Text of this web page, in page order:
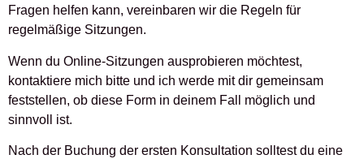
Fragen helfen kann, vereinbaren wir die Regeln für
regelmäßige Sitzungen.
Wenn du Online-Sitzungen ausprobieren möchtest,
kontaktiere mich bitte und ich werde mit dir gemeinsam
feststellen, ob diese Form in deinem Fall möglich und
sinnvoll ist.
Nach der Buchung der ersten Konsultation solltest du eine